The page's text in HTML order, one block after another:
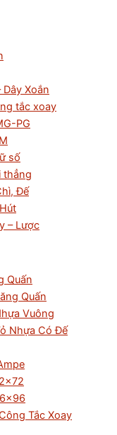
Xoắn
tắc xoay
PG
số
thẳng
Đế
– Lược
Quấn
Quấn
Vuông
Nhựa Có Đế
Tắc Xoay